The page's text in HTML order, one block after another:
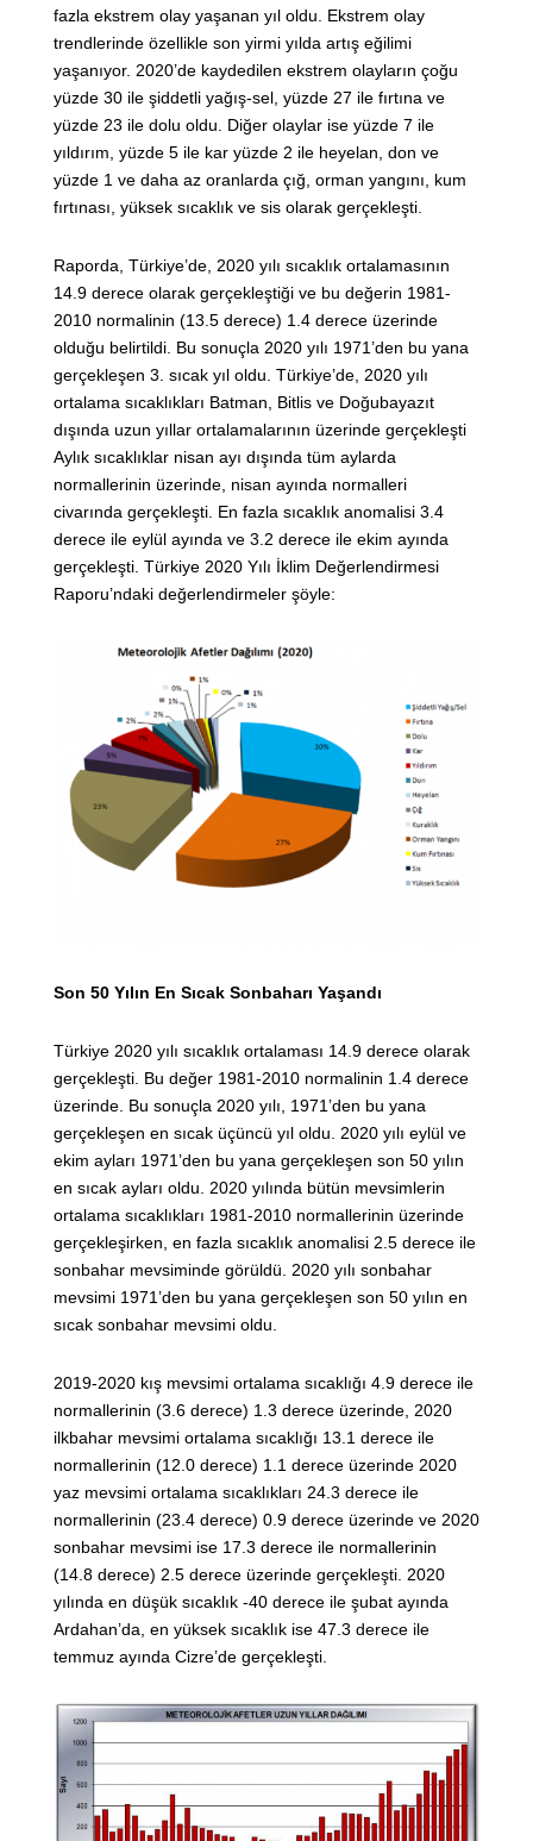
fazla ekstrem olay yaşanan yıl oldu. Ekstrem olay
trendlerinde özellikle son yirmi yılda artış eğilimi
yaşanıyor. 2020’de kaydedilen ekstrem olayların çoğu
yüzde 30 ile şiddetli yağış-sel, yüzde 27 ile fırtına ve
yüzde 23 ile dolu oldu. Diğer olaylar ise yüzde 7 ile
yıldırım, yüzde 5 ile kar yüzde 2 ile heyelan, don ve
yüzde 1 ve daha az oranlarda çığ, orman yangını, kum
fırtınası, yüksek sıcaklık ve sis olarak gerçekleşti.
Raporda, Türkiye’de, 2020 yılı sıcaklık ortalamasının
14.9 derece olarak gerçekleştiği ve bu değerin 1981-
2010 normalinin (13.5 derece) 1.4 derece üzerinde
olduğu belirtildi. Bu sonuçla 2020 yılı 1971’den bu yana
gerçekleşen 3. sıcak yıl oldu. Türkiye’de, 2020 yılı
ortalama sıcaklıkları Batman, Bitlis ve Doğubayazıt
dışında uzun yıllar ortalamalarının üzerinde gerçekleşti
Aylık sıcaklıklar nisan ayı dışında tüm aylarda
normallerinin üzerinde, nisan ayında normalleri
civarında gerçekleşti. En fazla sıcaklık anomalisi 3.4
derece ile eylül ayında ve 3.2 derece ile ekim ayında
gerçekleşti. Türkiye 2020 Yılı İklim Değerlendirmesi
Raporu’ndaki değerlendirmeler şöyle:
Son 50 Yılın En Sıcak Sonbaharı Yaşandı
Türkiye 2020 yılı sıcaklık ortalaması 14.9 derece olarak
gerçekleşti. Bu değer 1981-2010 normalinin 1.4 derece
üzerinde. Bu sonuçla 2020 yılı, 1971’den bu yana
gerçekleşen en sıcak üçüncü yıl oldu. 2020 yılı eylül ve
ekim ayları 1971’den bu yana gerçekleşen son 50 yılın
en sıcak ayları oldu. 2020 yılında bütün mevsimlerin
ortalama sıcaklıkları 1981-2010 normallerinin üzerinde
gerçekleşirken, en fazla sıcaklık anomalisi 2.5 derece ile
sonbahar mevsiminde görüldü. 2020 yılı sonbahar
mevsimi 1971’den bu yana gerçekleşen son 50 yılın en
sıcak sonbahar mevsimi oldu.
2019-2020 kış mevsimi ortalama sıcaklığı 4.9 derece ile
normallerinin (3.6 derece) 1.3 derece üzerinde, 2020
ilkbahar mevsimi ortalama sıcaklığı 13.1 derece ile
normallerinin (12.0 derece) 1.1 derece üzerinde 2020
yaz mevsimi ortalama sıcaklıkları 24.3 derece ile
normallerinin (23.4 derece) 0.9 derece üzerinde ve 2020
sonbahar mevsimi ise 17.3 derece ile normallerinin
(14.8 derece) 2.5 derece üzerinde gerçekleşti. 2020
yılında en düşük sıcaklık -40 derece ile şubat ayında
Ardahan’da, en yüksek sıcaklık ise 47.3 derece ile
temmuz ayında Cizre’de gerçekleşti.